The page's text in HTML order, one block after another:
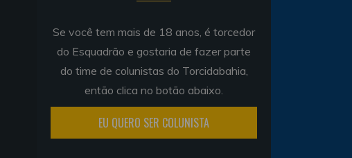
Se você tem mais de 18 anos, é torcedor
do Esquadrão e gostaria de fazer parte
do time de colunistas do Torcidabahia,
então clica no botão abaixo.
EU QUERO SER COLUNISTA